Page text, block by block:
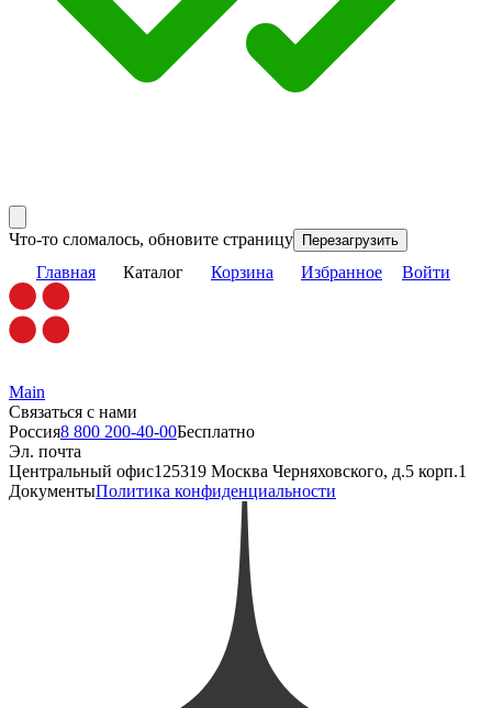
Что-то сломалось, обновите страницу Перезагрузить
Главная Каталог Корзина Избранное Войти
Main
Связаться с нами
Россия8 800 200-40-00Бесплатно
Эл. почта
Центральный офис125319 Москва Черняховского, д.5 корп.1
ДокументыПолитика конфиденциальности